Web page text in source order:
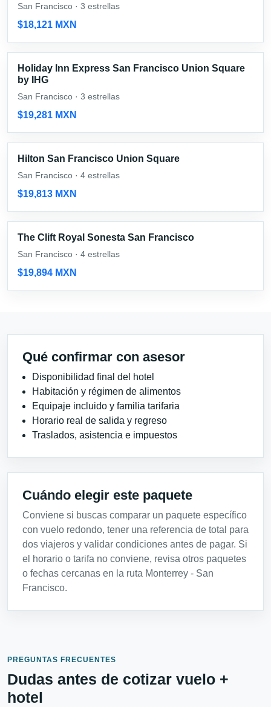
San Francisco · 3 estrellas
$18,121 MXN
Holiday Inn Express San Francisco Union Square
by IHG
San Francisco · 3 estrellas
$19,281 MXN
Hilton San Francisco Union Square
San Francisco · 4 estrellas
$19,813 MXN
The Clift Royal Sonesta San Francisco
San Francisco · 4 estrellas
$19,894 MXN
Qué confirmar con asesor
Disponibilidad final del hotel
Habitación y régimen de alimentos
Equipaje incluido y familia tarifaria
Horario real de salida y regreso
Traslados, asistencia e impuestos
Cuándo elegir este paquete
Conviene si buscas comparar un paquete específico
con vuelo redondo, tener una referencia de total para
dos viajeros y validar condiciones antes de pagar. Si
el horario o tarifa no conviene, revisa otros paquetes
o fechas cercanas en la ruta Monterrey - San
Francisco.
PREGUNTAS FRECUENTES
Dudas antes de cotizar vuelo +
hotel